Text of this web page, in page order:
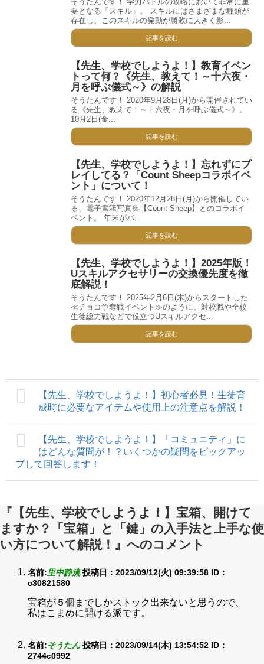
要となる「スキル」。 スキルにはさまざまな種類が
存在し、このスキルの発動が勝敗に大きく影...
記事を読む
【先生、学校でしようよ！】教育イベン
トって何？《先生、教えて！～十六夜・
月を呼ぶ儀式～》の解説
そうたんです！ 2020年9月28日(月)から開催されてい
る《先生、教えて！～十六夜・月を呼ぶ儀式～》。
10月2日(金...
記事を読む
【先生、学校でしようよ！】忘れずにプ
レイしてる？「Count Sheepコラボイベ
ント」について！
そうたんです！ 2020年12月28日(月)から開催してい
る、電子書籍写真集【Count Sheep】とのコラボイ
ベント。 年末がバ...
記事を読む
【先生、学校でしようよ！】2025年版！
Uスキルアクセサリーの交換優先度を徹
底解説！
そうたんです！ 2025年2月6日(木)からスタートした
≪チョコ争奪戦イベント≫のように、対校戦や全校
生徒総力戦などで役立つUスキルアクセ...
記事を読む
【先生、学校でしようよ！】初心者必見！生徒育
成時に必要なアイテムや使用上の注意点を解説！
【先生、学校でしようよ！】「コミュニティ」に
はどんな質問が！？いくつかの疑問をピックアッ
プして回答します！
『【先生、学校でしようよ！】宝箱、開けて
ますか？「宝箱」と「鍵」の入手法と上手な使
い方について解説！』へのコメント
名前:里中静流 投稿日：2023/09/12(火) 09:39:58 ID：
c30821580
宝箱が５個までしかストック出来ないと思うので、
私はこまめに開ける派です。
名前:そうたん 投稿日：2023/09/14(木) 13:54:52 ID：
2744c0992